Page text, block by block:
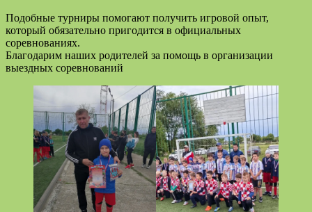
Подобные турниры помогают получить игровой опыт,
который обязательно пригодится в официальных
соревнованиях.
Благодарим наших родителей за помощь в организации
выездных соревнований